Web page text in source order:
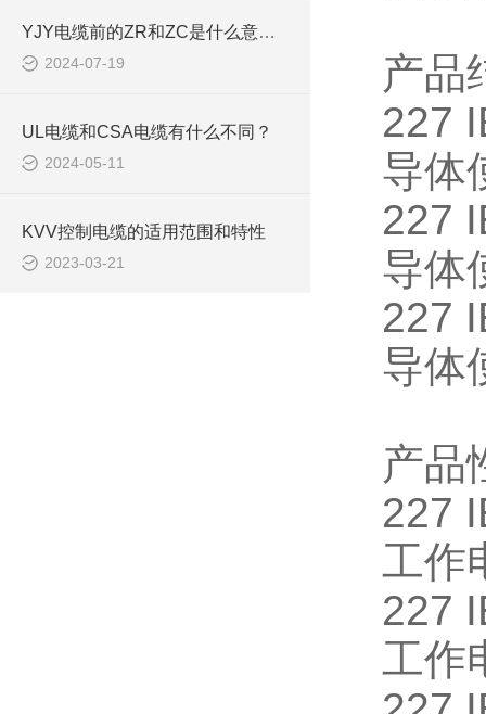
YJY电缆前的ZR和ZC是什么意思？
2024-07-19
UL电缆和CSA电缆有什么不同？
2024-05-11
KVV控制电缆的适用范围和特性
2023-03-21
产品
227
导体
227
导体
227
导体
产品
227
工作
227
工作